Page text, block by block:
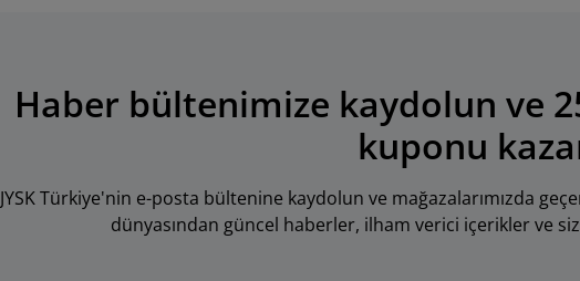
Haber bültenimize kaydolun ve
kuponu
JYSK Türkiye'nin e-posta bültenine kaydolun ve mağazalarımızda
dünyasından güncel haberler, ilham verici içerikler ve